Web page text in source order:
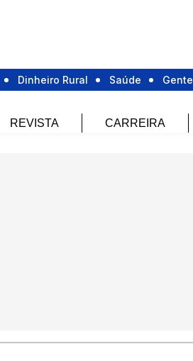
Dinheiro Rural Saúde Gente
REVISTA CARREIRA